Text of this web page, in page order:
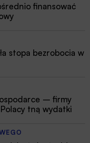
finansować
stopa bezrobocia w
– firmy
tną wydatki